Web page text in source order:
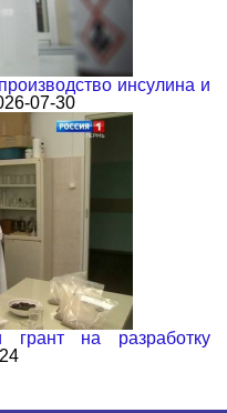
инсулина и
07-30
грант на разработку